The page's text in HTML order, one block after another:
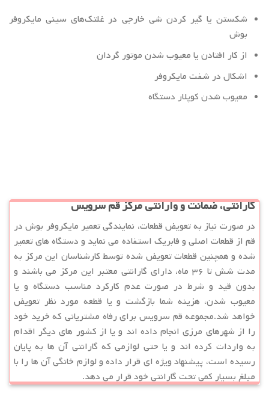
شکستن یا گیر کردن شی خارجی در غلتک‌های سینی مایکروفر
بوش
از کار افتادن یا معیوب شدن موتور گردان
اشکال در شفت مایکروفر
معیوب شدن کوپلار دستگاه
گارانتی، ضمانت و وارانتی مرکز قم سرویس
در صورت نیاز به تعویض قطعات، نمایندگی تعمیر مایکروفر بوش در
قم از قطعات اصلی و فابریک استفاده می نماید و دستگاه های تعمیر
شده و همچنین قطعات تعویض شده توسط کارشناسان این مرکز به
مدت شش تا ۳۶ ماه، دارای گارانتی معتبر این مرکز می باشند و
بدون قید و شرط در صورت عدم کارکرد مناسب دستگاه و یا
معیوب شدن، هزینه شما بازگشت و یا قطعه مورد نظر تعویض
خواهد شد.مجموعه قم سرویس برای رفاه مشتریانی که خرید خود
را از شهرهای مرزی انجام داده اند و یا از کشور های دیگر اقدام
به واردات کرده اند و یا حتی لوازمی که گارانتی آن ها به پایان
رسیده است، پیشنهاد ویژه ای قرار داده و لوازم خانگی آن ها را با
مبلغ بسیار کمی تحت گارانتی خود قرار می دهد.